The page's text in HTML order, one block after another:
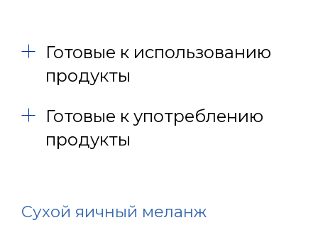
Готовые к использованию
продукты
Готовые к употреблению
продукты
Сухой яичный меланж